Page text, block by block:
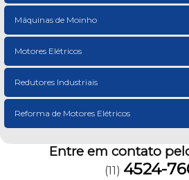
Máquinas de Moinho
Motores Elétricos
Redutores Industriais
Reforma de Motores Elétricos
Entre em contato
(11) 4524-